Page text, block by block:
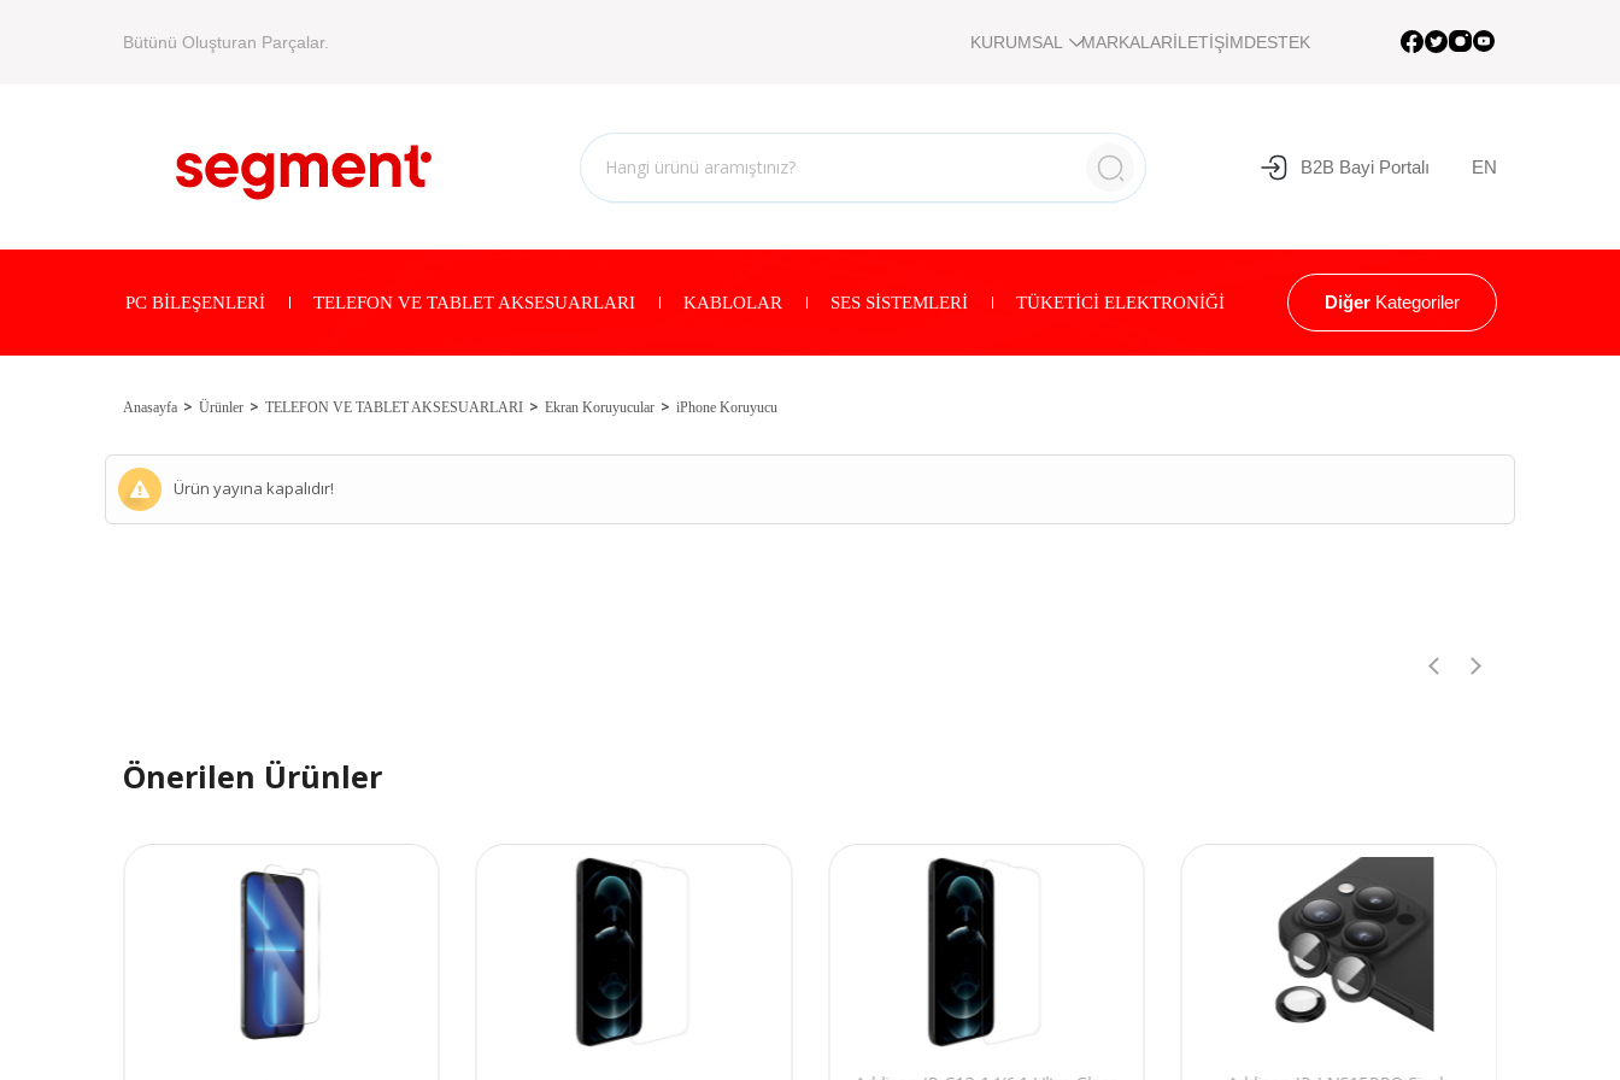
Bütünü Oluşturan Parçalar. KURUMSAL MARKALARİLETİŞİMDESTEK
B2B Bayi Portalı EN
PC BİLEŞENLERİ TELEFON VE TABLET AKSESUARLARI KABLOLAR SES SİSTEMLERİ TÜKETİCİ ELEKTRONİĞİ Diğer Kategoriler
Anasayfa Ürünler TELEFON VE TABLET AKSESUARLARI Ekran Koruyucular iPhone Koruyucu
Ürün yayına kapalıdır!
Önerilen Ürünler